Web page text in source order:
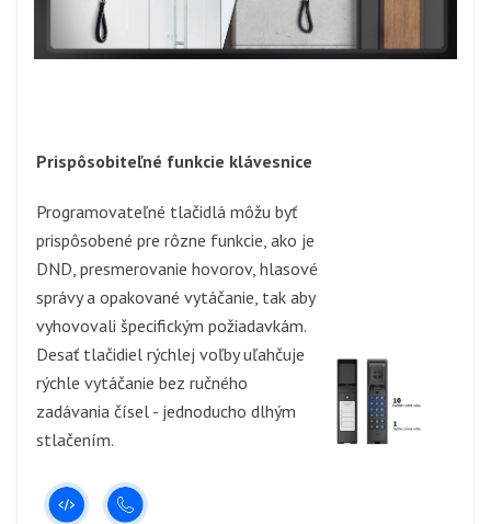
Prispôsobiteľné funkcie klávesnice
Programovateľné tlačidlá môžu byť
prispôsobené pre rôzne funkcie, ako je
DND, presmerovanie hovorov, hlasové
správy a opakované vytáčanie, tak aby
vyhovovali špecifickým požiadavkám.
Desať tlačidiel rýchlej voľby uľahčuje
rýchle vytáčanie bez ručného
zadávania čísel - jednoducho dlhým
stlačením.